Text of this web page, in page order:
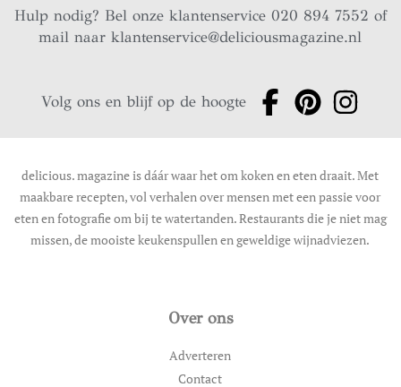
Hulp nodig? Bel onze klantenservice 020 894 7552 of
mail naarklantenservice@deliciousmagazine.nl
Volg ons en blijf op de hoogte
delicious. magazine is dáár waar het om koken en eten draait. Met
maakbare recepten, vol verhalen over mensen met een passie voor
eten en fotografie om bij te watertanden. Restaurants die je niet mag
missen, de mooiste keukenspullen en geweldige wijnadviezen.
Over ons
Adverteren
Contact